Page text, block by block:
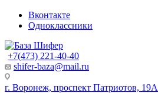
Вконтакте
Одноклассники
+7(473) 221-40-40
shifer-baza@mail.ru
г. Воронеж, проспект Патриотов, 19А